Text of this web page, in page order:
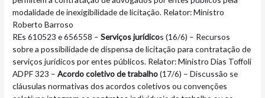
modalidade de inexigibilidade de licitação. Relator: Ministro
Roberto Barroso
REs 610523 e 656558 –Serviços jurídicos (16/6) – Recursos
sobre a possibilidade de dispensa de licitação para contratação de
serviços jurídicos por entes públicos. Relator: Ministro Dias Toffoli
ADPF 323 –Acordo coletivo de trabalho(17/6) – Discussão se
cláusulas normativas dos acordos coletivos ou convenções